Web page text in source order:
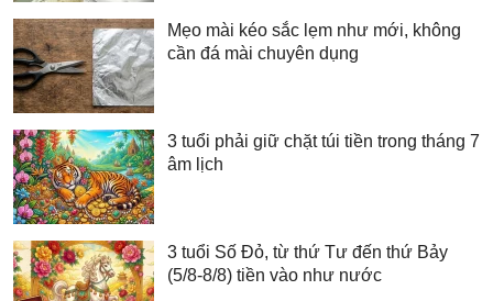
Mẹo mài kéo sắc lẹm như mới, không
cần đá mài chuyên dụng
3 tuổi phải giữ chặt túi tiền trong tháng 7
âm lịch
3 tuổi Số Đỏ, từ thứ Tư đến thứ Bảy
(5/8-8/8) tiền vào như nước